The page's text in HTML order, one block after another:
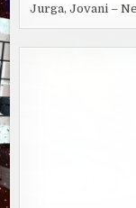
Jurga, Jovani –